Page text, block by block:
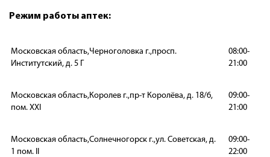
Режим работы аптек:
Московская область,Черноголовка г.,просп.
Институтский, д. 5 Г
08:00-
21:00
Московская область,Королев г.,пр-т Королёва, д. 18/6,
пом. XXI
09:00-
21:00
Московская область,Солнечногорск г.,ул. Советская, д.
1 пом. II
09:00-
22:00